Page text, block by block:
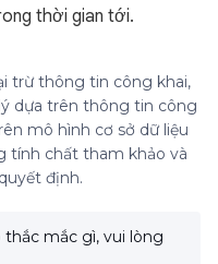
thời gian tới.
trừ thông tin công khai,
dựa trên thông tin công
mô hình cơ sở dữ liệu
tính chất tham khảo và
định.
mắc gì, vui lòng